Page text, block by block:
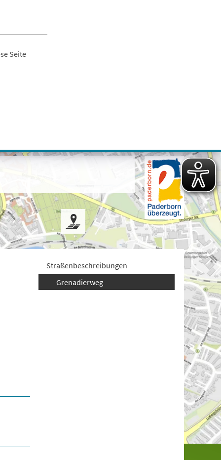
Seite
Straßenbeschreibungen
Grenadierweg